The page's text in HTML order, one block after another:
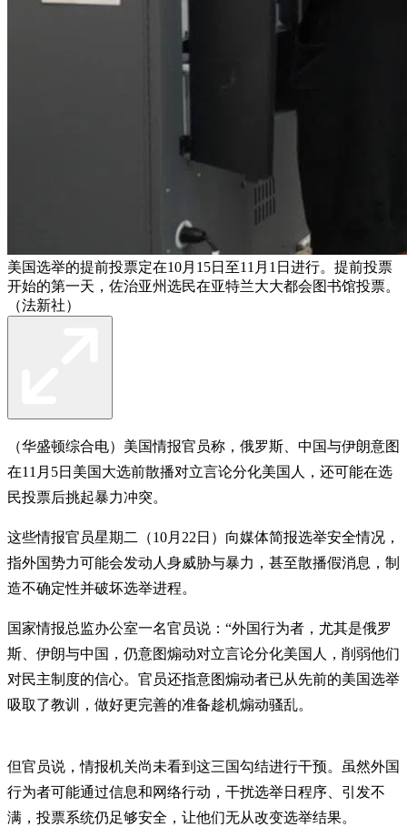
美国选举的提前投票定在10月15日至11月1日进行。提前投票
开始的第一天，佐治亚州选民在亚特兰大大都会图书馆投票。
（法新社）
（华盛顿综合电）美国情报官员称，俄罗斯、中国与伊朗意图
在11月5日美国大选前散播对立言论分化美国人，还可能在选
民投票后挑起暴力冲突。
这些情报官员星期二（10月22日）向媒体简报选举安全情况，
指外国势力可能会发动人身威胁与暴力，甚至散播假消息，制
造不确定性并破坏选举进程。
国家情报总监办公室一名官员说：“外国行为者，尤其是俄罗
斯、伊朗与中国，仍意图煽动对立言论分化美国人，削弱他们
对民主制度的信心。官员还指意图煽动者已从先前的美国选举
吸取了教训，做好更完善的准备趁机煽动骚乱。
但官员说，情报机关尚未看到这三国勾结进行干预。虽然外国
行为者可能通过信息和网络行动，干扰选举日程序、引发不
满，投票系统仍足够安全，让他们无从改变选举结果。